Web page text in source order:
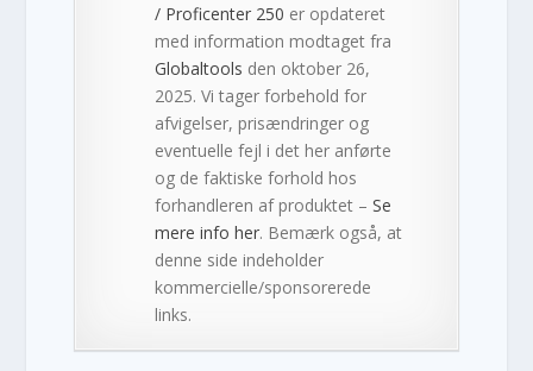
/ Proficenter 250 er opdateret
med information modtaget fra
Globaltools den oktober 26,
2025. Vi tager forbehold for
afvigelser, prisændringer og
eventuelle fejl i det her anførte
og de faktiske forhold hos
forhandleren af produktet –Se
mere info her. Bemærk også, at
denne side indeholder
kommercielle/sponsorerede
links.